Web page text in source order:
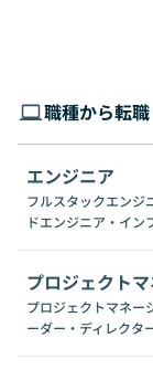
職種から転
エンジニア
フルスタックエンジ
ドエンジニア・イン
プロジェクト
プロジェクトマネー
ーダー・ディレクタ